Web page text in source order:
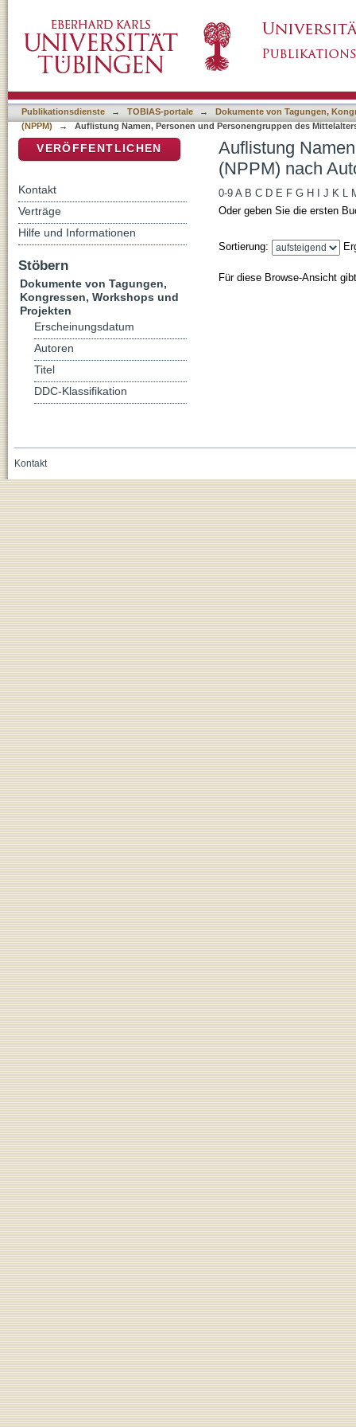
Publikationsdienste → TOBIAS-portale →
Dokumente von Tagungen,
(NPPM)
→ Auflistung Namen, Personen und Personengruppen des
Auflistung
(NPPM) nach
0-9 A B C D E F G H J K L
Oder geben Sie die ersten
Sortierung:
Für diese Browse-Ansicht
VERÖFFENTLICHEN
Kontakt
Verträge
Hilfe und Informationen
Stöbern
Dokumente von Tagungen,
Kongressen, Workshops und
Projekten
Erscheinungsdatum
Autoren
Titel
DDC-Klassifikation
Kontakt